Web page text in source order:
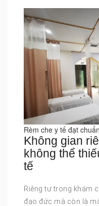
Rèm che y tế đạt
Không gian
không thể
tế
Riêng tư trong khám
đạo đức mà còn là